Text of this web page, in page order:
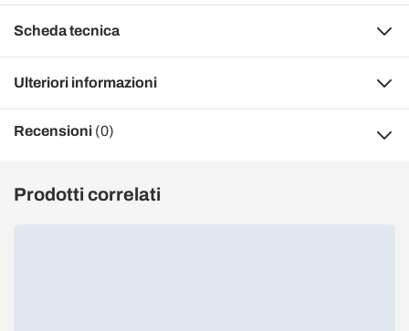
Scheda tecnica
Ulteriori informazioni
Recensioni (0)
Prodotti correlati